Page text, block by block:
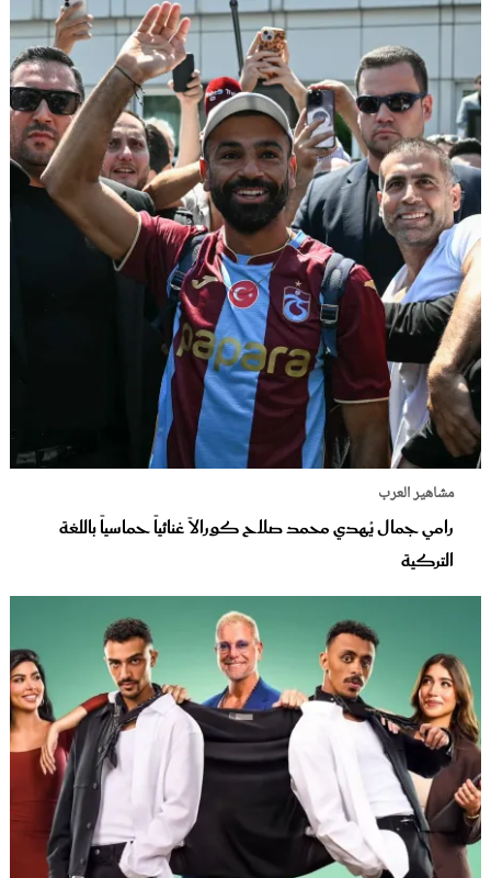
مشاهير العرب
رامي جمال يُهدي محمد صلاح كورالاً غنائياً حماسياً باللغة
التركية